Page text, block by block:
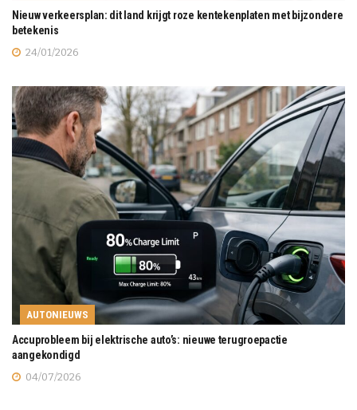
Nieuw verkeersplan: dit land krijgt roze kentekenplaten met bijzondere
betekenis
24/01/2026
AUTONIEUWS
Accuprobleem bij elektrische auto’s: nieuwe terugroepactie
aangekondigd
04/07/2026